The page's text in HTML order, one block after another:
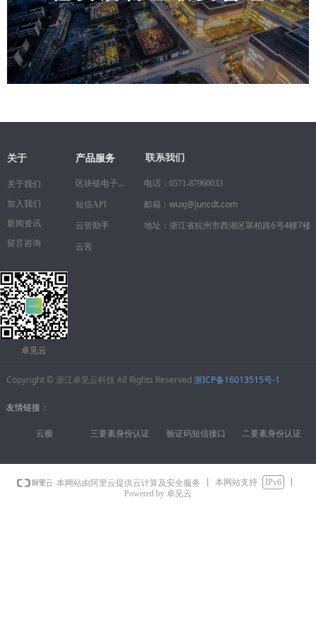
云管助手
Copyright © 浙江卓见云科技 All Rights Reserved 浙ICP备16013515号-1
关于
关于我们
加入我们
新闻资讯
留言咨询
卓见云
电话： 0571-87960033
邮箱：wuxj@juncdt.com
地址：浙江省杭州市西湖区翠柏路6号4幢7楼
联系我们
产品服务
短信API
区块链电子合同
云罟
云极 三要素身份认证 验证码短信接口 二要素身份认证
友情链接：
本网站由阿里云提供云计算及安全服务 本网站支持
IPv6
Powered by 卓见云